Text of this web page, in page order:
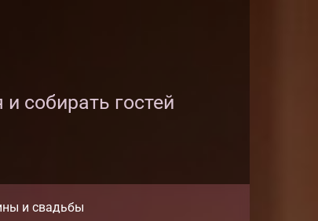
собирать гостей
и свадьбы